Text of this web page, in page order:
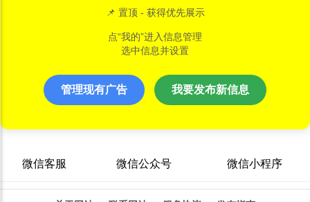
📌 置顶 - 获得优先展示
点“我的”进入信息管理
选中信息并设置
管理现有广告 我要发布新信息
微信客服 微信公众号 微信小程序